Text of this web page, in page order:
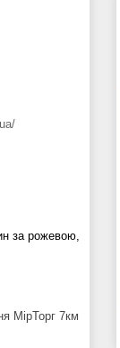
за рожевою,
МірТорг 7км